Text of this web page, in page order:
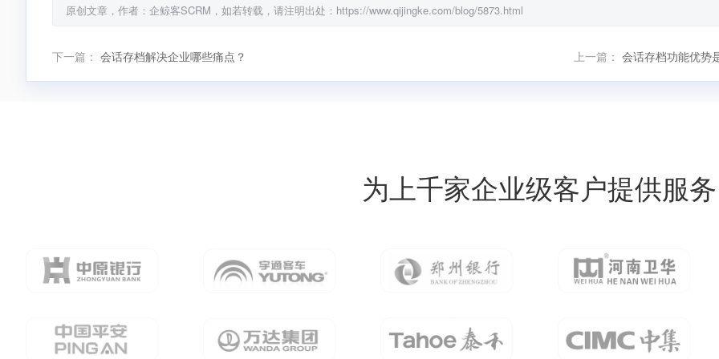
原创文章，作者：企鲸客SCRM，如若转载，请注明出处：https://www.qijingke.com/blog/5873.html
上一篇： 会话存档功能优势
下一篇： 会话存档解决企业哪些痛点？
为上千家企业级客户提供服务